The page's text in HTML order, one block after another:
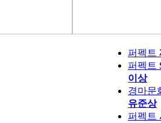
퍼펙트
퍼펙트
이상
경마문
유준상
퍼펙트